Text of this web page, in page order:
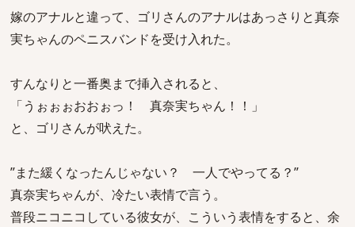
嫁のアナルと違って、ゴリさんのアナルはあっさりと真奈
実ちゃんのペニスバンドを受け入れた。
すんなりと一番奥まで挿入されると、
「うぉぉぉおおぉっ！ 真奈実ちゃん！！」
と、ゴリさんが吠えた。
”また緩くなったんじゃない？ 一人でやってる？”
真奈実ちゃんが、冷たい表情で言う。
普段ニコニコしている彼女が、こういう表情をすると、余